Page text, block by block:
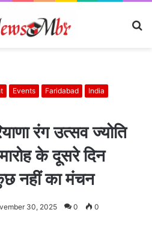
Events Faridabad
India
रंग उत्सव ज्योति
के दूसरे दिन
नहीं का मंचन
30, 2025 0 0